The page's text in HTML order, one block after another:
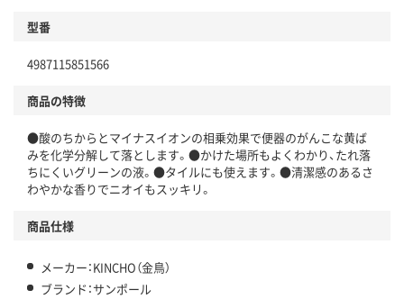
型番
4987115851566
商品の特徴
●酸のちからとマイナスイオンの相乗効果で便器のがんこな黄ば
みを化学分解して落とします。●かけた場所もよくわかり、たれ落
ちにくいグリーンの液。●タイルにも使えます。●清潔感のあるさ
わやかな香りでニオイもスッキリ。
商品仕様
メーカー：KINCHO（金鳥）
ブランド：サンポール